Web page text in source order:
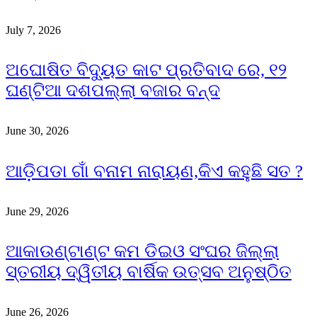
July 7, 2026
ଅଘୋଷିତ ବିଦ୍ୟୁତ କାଟ ପ୍ରତିବାଦ ରେ, ୧୨
ଘଣ୍ଟିଆ ଦଶପଲ୍ଲା ବଜାର ବନ୍ଦ
June 30, 2026
ଆଡ଼ିପଡା ଗାଁ ବନାମ ନାରାୟଣ,କିଏ କହୁଛି ସତ ?
June 29, 2026
ଆକାଉଣ୍ଟାଣ୍ଟ କମ ଡିଇଓ ସଂଘର ଜିଲ୍ଲା
ସ୍ତରୀୟ ଦ୍ୱିତୀୟ ବାର୍ଷିକ ଉତ୍ସବ ଅନୁଷ୍ଠିତ
June 26, 2026